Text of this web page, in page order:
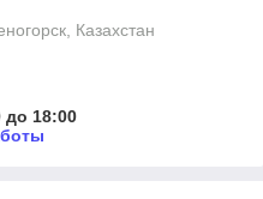
Казахстан
до 18:00